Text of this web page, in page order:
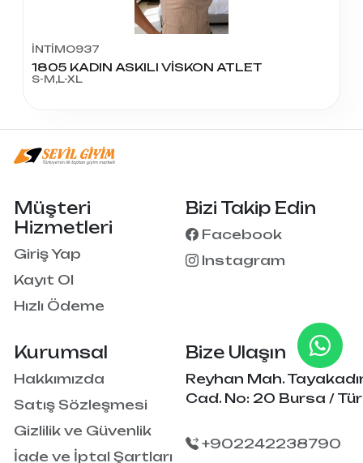
İNTİMO937
1805 KADIN ASKILI VİSKON ATLET
S-M,L-XL
Kurumsal
Hakkımızda
Satış Sözleşmesi
Gizlilik ve Güvenlik
İade ve İptal Şartları
Müşteri
Hizmetleri
Giriş Yap
Kayıt Ol
Hızlı Ödeme
Bizi Takip Edin
Facebook
Instagram
Bize Ulaşın
Reyhan Mah.
Cad. No: 20 Bursa /
+902242238790